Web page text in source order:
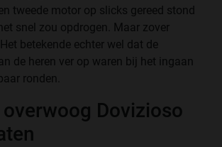
tweede motor op slicks gereed stond
snel zou opdrogen. Maar zover
betekende echter wel dat de
de heren ver op waren bij het ingaan
ronden.
Dovizioso